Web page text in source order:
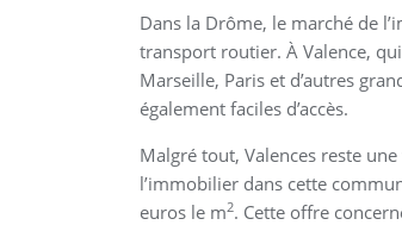
Dans la Drôme, le marché de
transport routier. À Valence,
Marseille, Paris et d’autres
également faciles d’accès.
Malgré tout, Valences reste
l’immobilier dans cette
euros le m2. Cette offre